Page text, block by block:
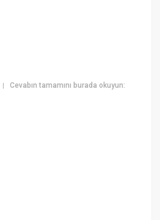
|Cevabın tamamını burada okuyun: